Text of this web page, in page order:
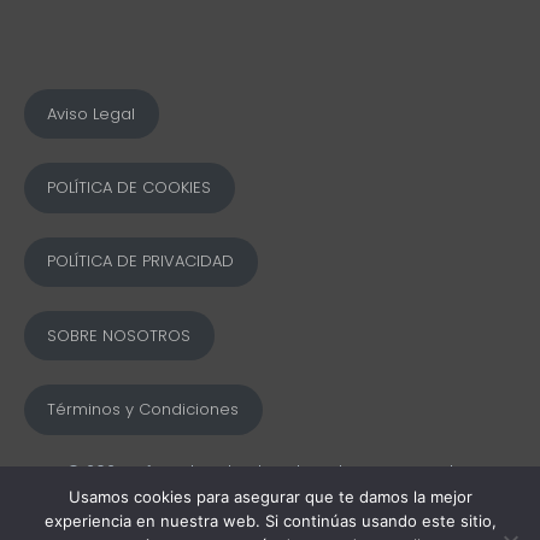
Aviso Legal
POLÍTICA DE COOKIES
POLÍTICA DE PRIVACIDAD
SOBRE NOSOTROS
Términos y Condiciones
© 2025 Ofword Todos los derechos reservados
Usamos cookies para asegurar que te damos la mejor
experiencia en nuestra web. Si continúas usando este sitio,